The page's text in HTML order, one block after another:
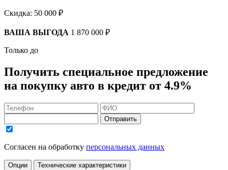
Скидка: 50 000 ₽
ВАША ВЫГОДА 1 870 000 ₽
Только до
Получить специальное предложение
на покупку авто в кредит от 4.9%
Отправить
Согласен на обработку персональных данных
Опции Технические характеристики